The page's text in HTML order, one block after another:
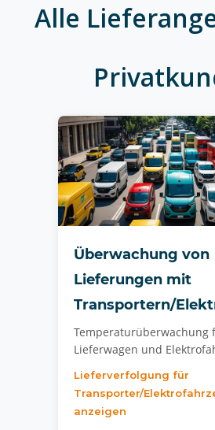
Alle
Überwachung von
Lieferungen mit
Transportern/
Temperaturüberwachung
Lieferwagen und
Lieferverfolgung für
Transporter/
anzeigen